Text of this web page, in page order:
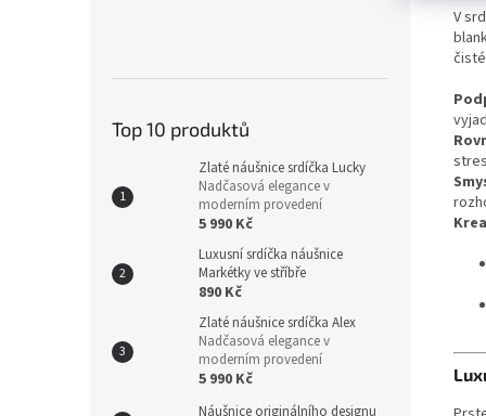
Top 10 produktů
Zlaté náušnice srdíčka Lucky
Nadčasová elegance v
moderním provedení
5 990 Kč
Luxusní srdíčka náušnice
Markétky ve stříbře
890 Kč
Zlaté náušnice srdíčka Alex
Nadčasová elegance v
moderním provedení
5 990 Kč
Náušnice originálního designu
V